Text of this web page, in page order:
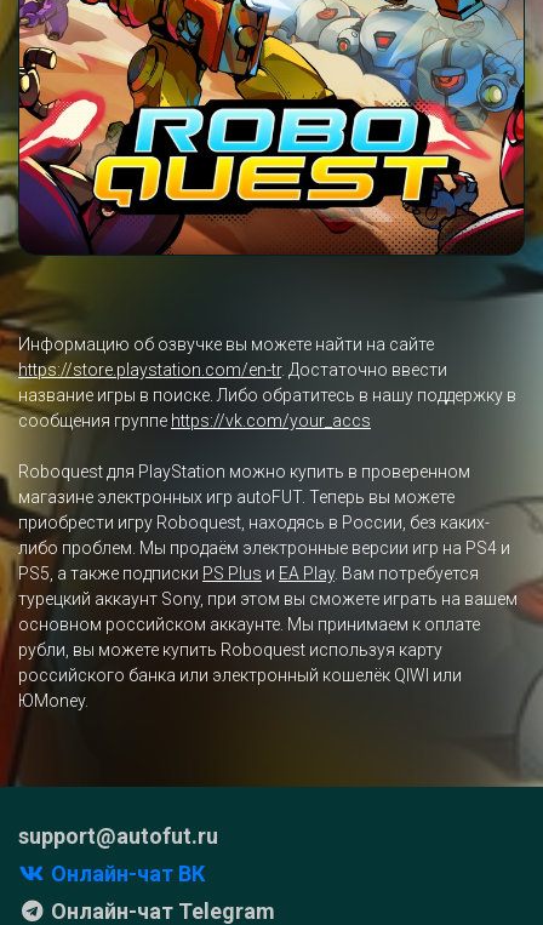
Информацию об озвучке вы можете найти на сайте
https://store.playstation.com/en-tr. Достаточно ввести
название игры в поиске. Либо обратитесь в нашу поддержку в
сообщения группе https://vk.com/your_accs
Roboquest для PlayStation можно купить в проверенном
магазине электронных игр autoFUT. Теперь вы можете
приобрести игру Roboquest, находясь в России, без каких-
либо проблем. Мы продаём электронные версии игр на PS4 и
PS5, а также подписки PS Plus и EA Play. Вам потребуется
турецкий аккаунт Sony, при этом вы сможете играть на вашем
основном российском аккаунте. Мы принимаем к оплате
рубли, вы можете купить Roboquest используя карту
российского банка или электронный кошелёк QIWI или
ЮMoney.
support@autofut.ru
Онлайн-чат ВК
Онлайн-чат Telegram